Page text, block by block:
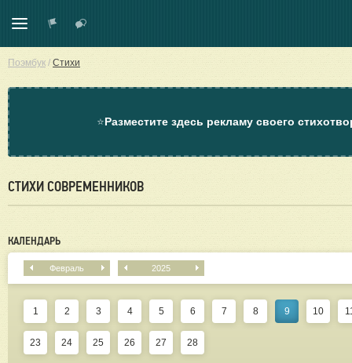
Поэмбук / Стихи
⭐Разместите здесь рекламу своего
СТИХИ СОВРЕМЕННИКОВ
КАЛЕНДАРЬ
Февраль 2025
1 2 3 4 5 6 7 8 9 10
23 24 25 26 27 28